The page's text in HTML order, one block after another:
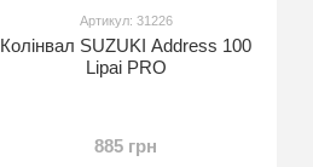
Артикул: 31226
Колінвал SUZUKI Address 100
Lipai PRO
885 грн